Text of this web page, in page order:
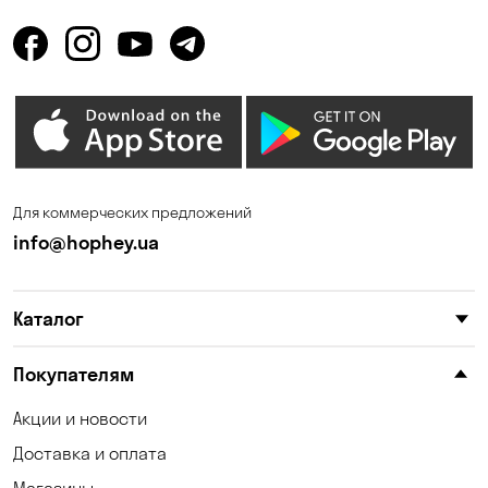
Днепр
Ирпень Калиновка
Карнауховка
Котовка
Красноселка
Кривой Рог
Для коммерческих предложений
info@hophey.ua
Каталог
Покупателям
Акции и новости
Доставка и оплата